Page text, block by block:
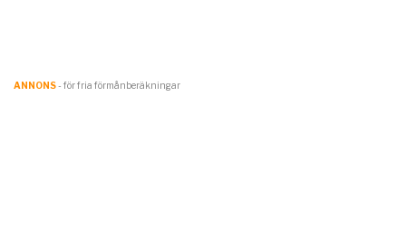
ANNONS- för fria förmånberäkningar